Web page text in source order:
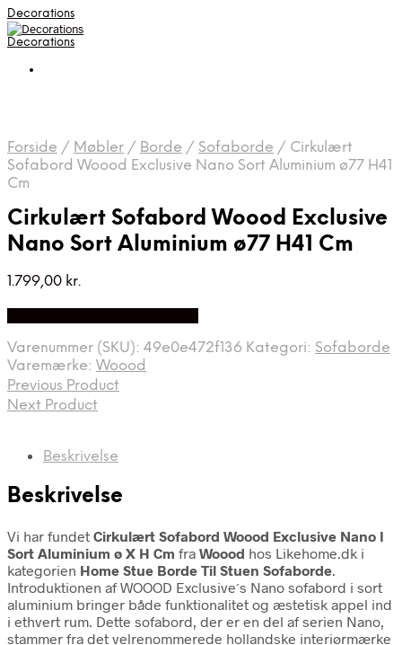
Decorations
Decorations
Forside / Møbler / Borde / Sofaborde / Cirkulært
Sofabord Woood Exclusive Nano Sort Aluminium ø77 H41
Cm
Cirkulært Sofabord Woood Exclusive
Nano Sort Aluminium ø77 H41 Cm
1.799,00 kr.
Varenummer (SKU): 49e0e472f136 Kategori: Sofaborde
Varemærke: Woood
Previous Product
Next Product
Beskrivelse
Beskrivelse
Vi har fundet Cirkulært Sofabord Woood Exclusive Nano I
Sort Aluminium ø X H Cm fra Woood hos Likehome.dk i
kategorien Home Stue Borde Til Stuen Sofaborde.
Introduktionen af WOOOD Exclusive´s Nano sofabord i sort
aluminium bringer både funktionalitet og æstetisk appel ind
i ethvert rum. Dette sofabord, der er en del af serien Nano,
stammer fra det velrenommerede hollandske interiørmærke